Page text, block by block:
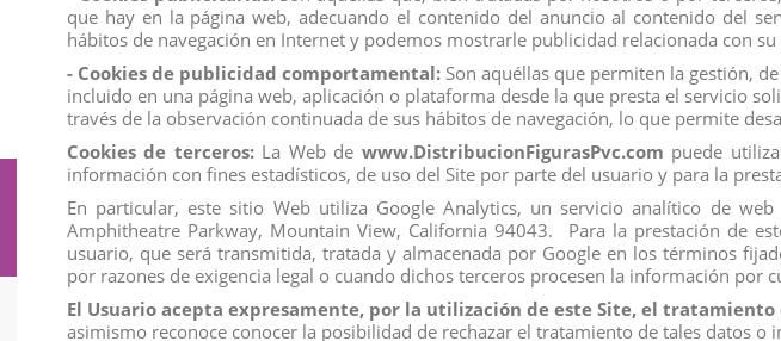
Suscríbete a nuestro boletín
Información Mi Cuenta
que hay en la página web, adecuando el contenido del anuncio al contenido del
hábitos de navegación en Internet y podemos mostrarle publicidad relacionada con
- Cookies de publicidad comportamental: Son aquéllas que permiten la gestión,
incluido en una página web, aplicación o plataforma desde la que presta el servicio
través de la observación continuada de sus hábitos de navegación, lo que permite
Cookies de terceros:La Web de www.DistribucionFigurasPvc.com puede
información con fines estadísticos, de uso del Site por parte del usuario y para la
En particular, este sitio Web utiliza Google Analytics, un servicio analítico de
Amphitheatre Parkway, Mountain View, California 94043. Para la prestación de
usuario, que será transmitida, tratada y almacenada por Google en los términos
por razones de exigencia legal o cuando dichos terceros procesen la información por
El Usuario acepta expresamente, por la utilización de este Site, el
asimismo reconoce conocer la posibilidad de rechazar el tratamiento de tales datos